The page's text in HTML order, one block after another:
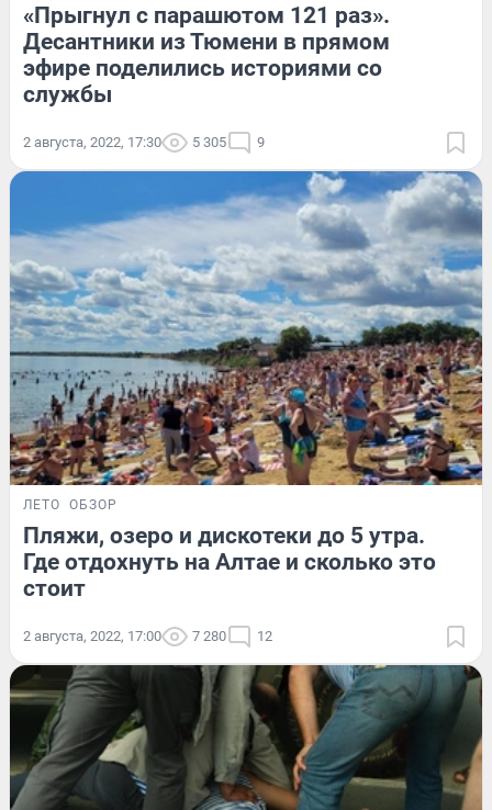
«Прыгнул с парашютом 121 раз».
Десантники из Тюмени в прямом
эфире поделились историями со
службы
2 августа, 2022, 17:30 5 305 9
ЛЕТО ОБЗОР
Пляжи, озеро и дискотеки до 5 утра.
Где отдохнуть на Алтае и сколько это
стоит
2 августа, 2022, 17:00 7 280 12